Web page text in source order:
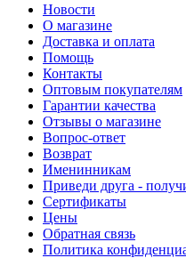
Новости
О магазине
Доставка и оплата
Помощь
Контакты
Оптовым покупателям
Гарантии качества
Отзывы о магазине
Вопрос-ответ
Возврат
Именинникам
Приведи друга -
Сертификаты
Цены
Обратная связь
Политика